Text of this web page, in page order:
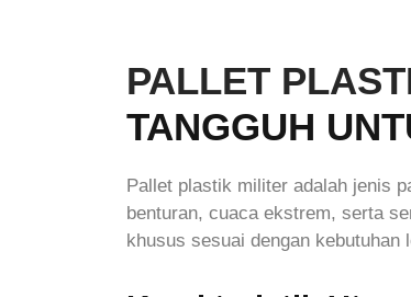
PALLET
TANGGUH
Pallet plastik militer adalah jenis
benturan, cuaca ekstrem, serta
khusus sesuai dengan